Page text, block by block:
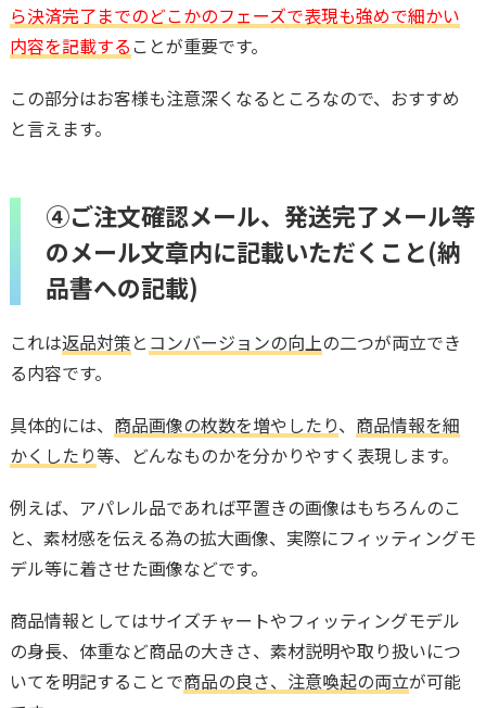
ら決済完了までのどこかのフェーズで表現も強めで細かい
内容を記載する ことが重要です。
この部分はお客様も注意深くなるところなので、おすすめ
と言えます。
④ご注文確認メール、発送完了メール等
のメール文章内に記載いただくこと(納
品書への記載)
これは返品対策と コンバージョンの向上の二つが両立でき
る内容です。
具体的には、 商品画像の枚数を増やしたり、 商品情報を細
かくしたり等、どんなものかを分かりやすく表現します。
例えば、アパレル品であれば平置きの画像はもちろんのこ
と、素材感を伝える為の拡大画像、実際にフィッティングモ
デル等に着させた画像などです。
商品情報としてはサイズチャートやフィッティングモデル
の身長、体重など商品の大きさ、素材説明や取り扱いにつ
いてを明記することで商品の良さ、注意喚起の両立が可能